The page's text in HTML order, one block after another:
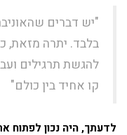
"יש דברים
בלבד. יתרה מזאת,
להגשת תרגילים
קו אחיד בין כולם"
לדעתך, היה נכון לפתוח